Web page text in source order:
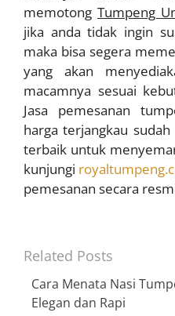
memotong Tumpeng
jika anda tidak ingin
maka bisa segera
yang akan
macamnya sesuai
Jasa pemesanan
harga terjangkau
terbaik untuk
kunjungi
pemesanan secara
Related Posts
Cara Menata Nasi
Elegan dan Rapi